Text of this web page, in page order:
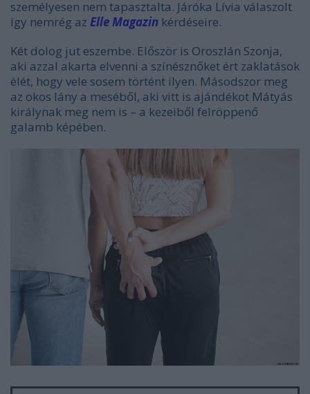
személyesen nem tapasztalta. Járóka Lívia válaszolt
így nemrég az Elle Magazin kérdéseire.
Két dolog jut eszembe. Először is Oroszlán Szonja,
aki azzal akarta elvenni a színésznőket ért zaklatások
élét, hogy vele sosem történt ilyen. Másodszor meg
az okos lány a meséből, aki vitt is ajándékot Mátyás
királynak meg nem is – a kezeiből felröppenő
galamb képében.